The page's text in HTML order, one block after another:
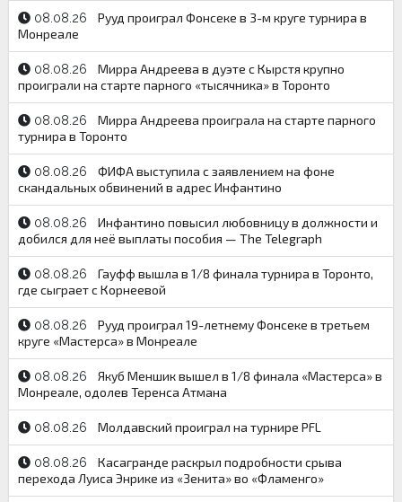
08.08.26
Рууд проиграл Фонсеке в 3-м круге турнира в
Монреале
08.08.26
Мирра Андреева в дуэте с Кырстя крупно
проиграли на старте парного «тысячника» в Торонто
08.08.26
Мирра Андреева проиграла на старте парного
турнира в Торонто
08.08.26
ФИФА выступила с заявлением на фоне
скандальных обвинений в адрес Инфантино
08.08.26
Инфантино повысил любовницу в должности и
добился для неё выплаты пособия — The Telegraph
08.08.26
Гауфф вышла в 1/8 финала турнира в Торонто,
где сыграет с Корнеевой
08.08.26
Рууд проиграл 19-летнему Фонсеке в третьем
круге «Мастерса» в Монреале
08.08.26
Якуб Меншик вышел в 1/8 финала «Мастерса» в
Монреале, одолев Теренса Атмана
08.08.26 Молдавский проиграл на турнире PFL
08.08.26
Касагранде раскрыл подробности срыва
перехода Луиса Энрике из «Зенита» во «Фламенго»